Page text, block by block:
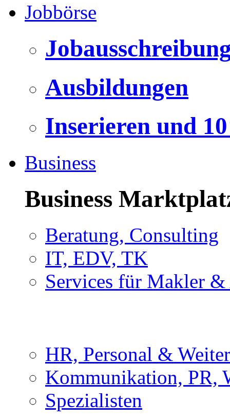
Jobbörse
Ausbildungen
Inserieren und
Business
Business
Beratung, Consulting
IT, EDV, TK
Services für Makler &
HR, Personal &
Kommunikation, PR,
Spezialisten